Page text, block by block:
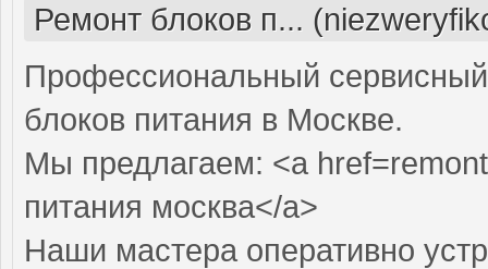
Ремонт блоков п...
Профессиональный
блоков питания в Москве.
Мы предлагаем: <a
питания москва</a>
Наши мастера оперативно